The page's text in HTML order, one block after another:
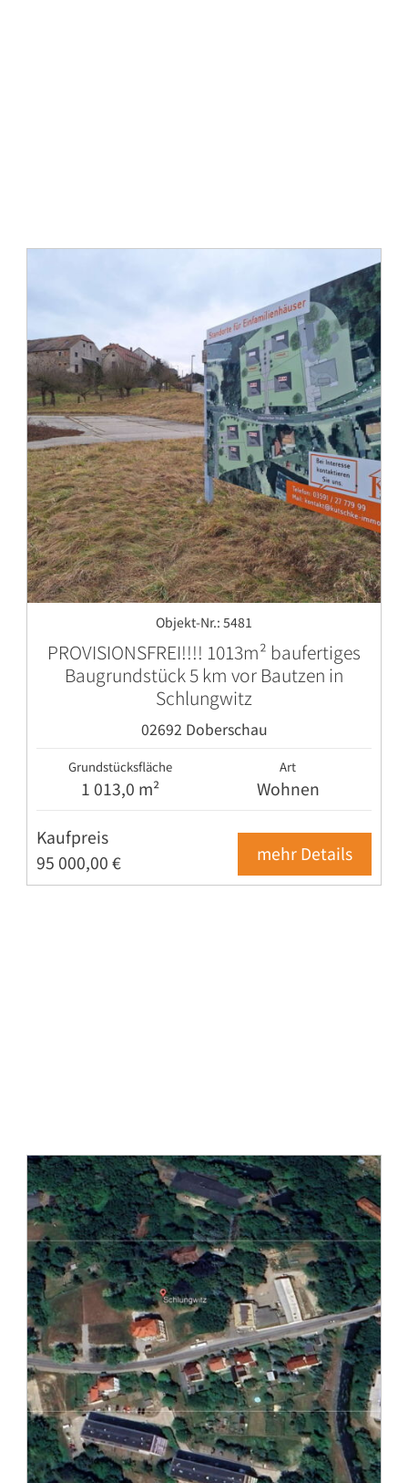
Objekt-Nr.: 5481
PROVISIONSFREI!!!! 1013m² baufertiges
Baugrundstück 5 km vor Bautzen in
Schlungwitz
02692 Doberschau
Grundstücksfläche
1 013,0 m²
Art
Wohnen
Kaufpreis
95 000,00 €
mehr Details